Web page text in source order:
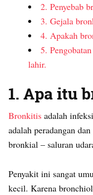
2. Penyebab
3. Gejala
4. Apakah
5.
lahir.
1. Apa itu
Bronkitis adalah
adalah peradangan
bronkial – saluran
Penyakit ini sangat
kecil. Karena